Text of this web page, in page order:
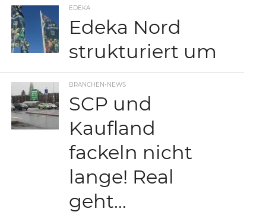
EDEKA
Edeka Nord
strukturiert um
BRANCHEN-NEWS
SCP und
Kaufland
fackeln nicht
lange! Real
geht…